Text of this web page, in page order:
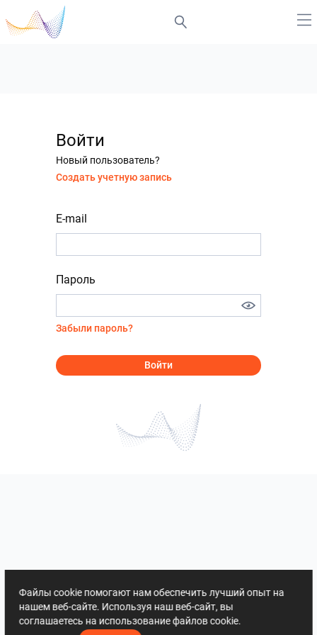
Войти
Новый пользователь?
Создать учетную запись
E-mail
Пароль
Забыли пароль?
Войти
Файлы cookie помогают нам обеспечить лучший опыт на
нашем веб-сайте. Используя наш веб-сайт, вы
соглашаетесь на использование файлов cookie.